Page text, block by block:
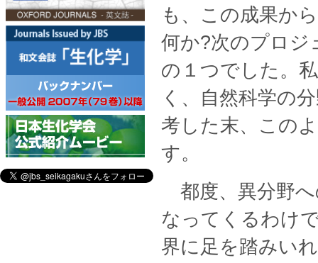
も、この成果か
何か?次のプロジ
の１つでした。
く、自然科学の
考した末、この
す。
都度、異分野へ
なってくるわけ
界に足を踏みい